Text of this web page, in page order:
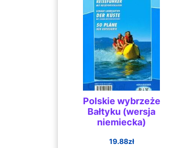
Polskie wybrzeże
Bałtyku (wersja
niemiecka)
19.88zł